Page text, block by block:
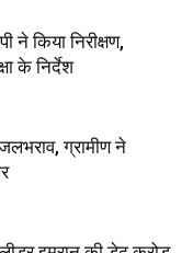
ने किया निरीक्षण,
के निर्देश
ग्रामीण ने